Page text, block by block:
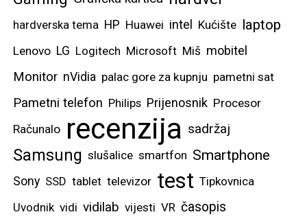
hardverska tema HP Huawei intel Kućište laptop
Lenovo LG Logitech Microsoft Miš mobitel
Monitor nVidia palac gore za kupnju pametni sat
Pametni telefon Philips Prijenosnik Procesor
Računalo recenzija sadržaj
Samsung slušalice smartfon Smartphone
Sony SSD tablet televizor test Tipkovnica
Uvodnik vidi vidilab vijesti VR časopis